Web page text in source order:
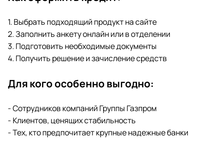
1. Выбрать подходящий продукт на сайте
2. Заполнить анкету онлайн или в отделении
3. Подготовить необходимые документы
4. Получить решение и зачисление средств
Для кого особенно выгодно:
- Сотрудников компаний Группы Газпром
- Клиентов, ценящих стабильность
- Тех, кто предпочитает крупные надежные банки